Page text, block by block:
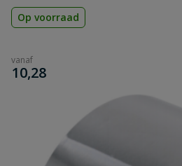
Op voorraad
vanaf
€
10,28